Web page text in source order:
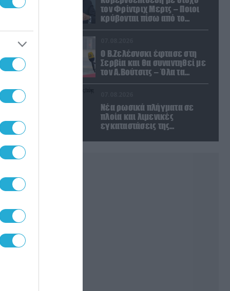
τον Φρίντριχ Μερτς – Ποιοι
κρύβονται πίσω από το
παραποιημένο βίντεο
Ο Β.Ζελέσνσκι έφτασε στη
Σερβία και θα συναντηθεί με
τον Α.Βούτσιτς – Όλα τα
βλέμματα στις σχέσεις με τη
Νέα ρωσικά πλήγματα σε
πλοία και λιμενικές
εγκαταστάσεις της
Κριμαία